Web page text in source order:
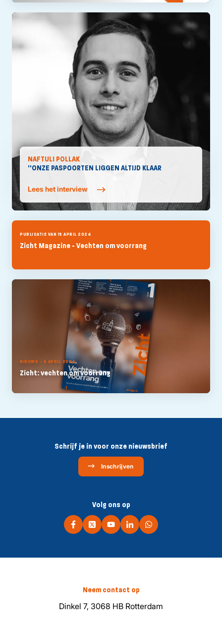
NAFTULI POLLAK
''ONZE PASPOORTEN LIGGEN ALTIJD KLAAR
Lees het interview
PUBLICATIE VAN 15 APRIL 2024
Zicht Magazine - Vechten om voorrang
NIEUWS - 4 APRIL 2024
Zicht: vechten om voorrang
Schrijf je in voor onze nieuwsbrief
Inschrijven
Volg ons op
Neem contact op
Dinkel 7, 3068 HB Rotterdam